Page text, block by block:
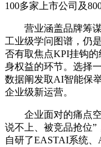
100多家上市公司及
营业涵盖品牌筹谋
工业级学问图谱，仍
否有取焦点KPI挂钩
身权益的环节。选择
数据阐发取AI智能保
企业级新运营。
企业面对的痛点空
说不上、被竞品抢位”
自研了EASTAI系统